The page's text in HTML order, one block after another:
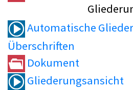
Automatische
Überschriften
Dokument
Gliederungsansicht